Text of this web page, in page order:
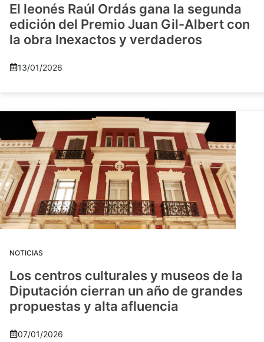
El leonés Raúl Ordás gana la segunda
edición del Premio Juan Gil-Albert con
la obra Inexactos y verdaderos
13/01/2026
NOTICIAS
Los centros culturales y museos de la
Diputación cierran un año de grandes
propuestas y alta afluencia
07/01/2026